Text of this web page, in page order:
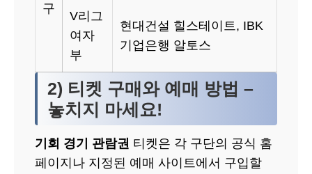
구
V리그
여자
부
현대건설 힐스테이트, IBK
기업은행 알토스
2) 티켓 구매와 예매 방법 –
놓치지 마세요!
기회 경기 관람권 티켓은 각 구단의 공식 홈
페이지나 지정된 예매 사이트에서 구입할